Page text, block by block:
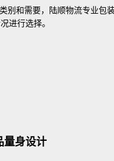
和需要，陆顺物流专业
进行选择。
量身设计